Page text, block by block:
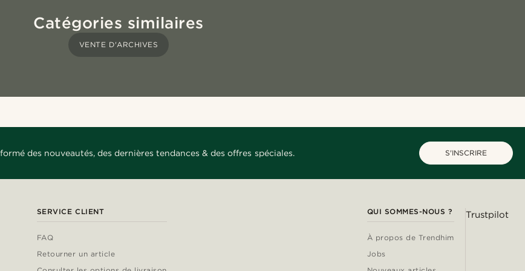
Catégories similaires
VENTE D'ARCHIVES
des nouveautés, des dernières tendances & des offres spéciales. S'INSCRIRE
SERVICE CLIENT
FAQ
Retourner un article
QUI SOMMES-NOUS ?
À propos de Trendhim
Jobs
Trustpilot